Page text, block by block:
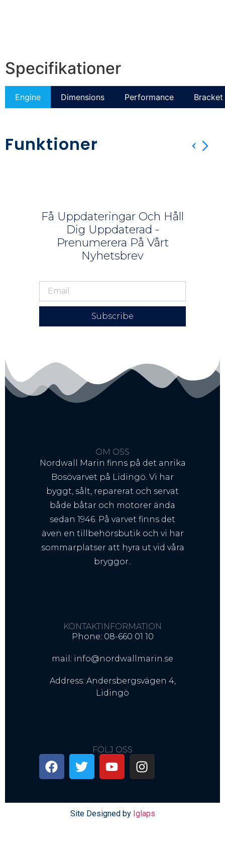
Specifikationer
Engine Dimensions Performance
Funktioner
Få Uppdateringar Och Håll
Dig Uppdaterad -
Prenumerera På Vårt
Nyhetsbrev
Subscribe
OM OSS
Nordwall Marin finns på det anrika
Bosövarvet på Lidingö. Vi har
byggt, sålt, reparerat och servat
både båtar och motorer ända
sedan 1946. På varvet finns det
även en tillbehörsbutik och vi har
sommarplatser att hyra ut vid våra
bryggor..
KONTAKTINFORMATION
Phone: 08-660 01 10
mail: info@nordwallmarin.se
Address: Andersbergsvägen 4,
Lidingö
FÖLJ OSS
Site Designed by Iglaps